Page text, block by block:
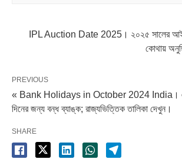
IPL Auction Date 2025। ২০২৫ সালের
কোথায়
PREVIOUS
« Bank Holidays in October 2024 India।
দিনের জন্য বন্ধ ব্যাঙ্ক; রাজ্যভিত্তিক তালিকা দেখুন।
SHARE